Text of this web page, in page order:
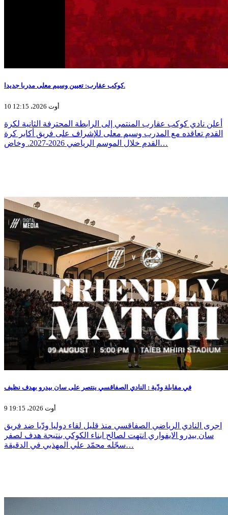
كوكب عقارب: تعيين وسيم معلى مدربا جديدا.
10 أوت 2026، 12:15
أعلن نادي كوكب عقارب المنتمي إلى الرابطة المحترفة الثانية لكرة
القدم تعاقده مع المدرب وسيم معلى للإشراف على فريق أكابر كرة
القدم خلال الموسم الرياضي 2026-2027. وخاض…
في مقابلة ودّية : النادي الصفاقسي ينتصر على سان بيدرو بهدف نظيف
9 أوت 2026، 19:15
اجرى النادي الرياضي الصفاقسي منذ قليل لقاء دوليا ودّيا ضد فريق
سان بيدرو الايفواري انتهت لصالح ابناء الكوكي بنتيجة هدف لصفر
سجّله محمّد علي المهذبي في الدقيقة…